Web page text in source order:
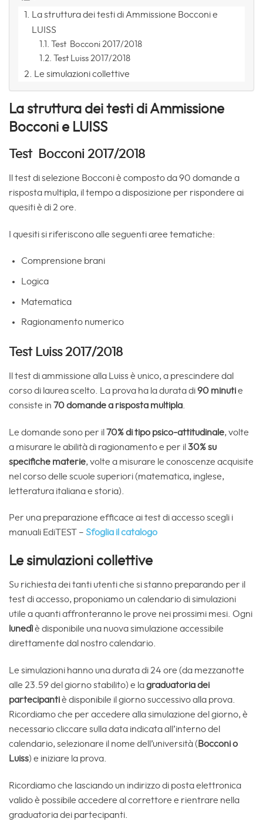
La struttura dei testi di Ammissione Bocconi e
LUISS
Test Bocconi 2017/2018
Test Luiss 2017/2018
Le simulazioni collettive
La struttura dei testi di Ammissione
Bocconi e LUISS
Test Bocconi 2017/2018
Il test di selezione Bocconi è composto da 90 domande a
risposta multipla, il tempo a disposizione per rispondere ai
quesiti è di 2 ore.
I quesiti si riferiscono alle seguenti aree tematiche:
Comprensione brani
Logica
Matematica
Ragionamento numerico
Test Luiss 2017/2018
Il test di ammissione alla Luiss è unico, a prescindere dal
corso di laurea scelto. La prova ha la durata di90 minutie
consiste in 70 domande a risposta multipla
Le domande sono per il 70% di tipo psico-attitudinale, volte
a misurare le abilità di ragionamento e per il 30% su
specifiche materie, volte a misurare le conoscenze acquisite
nel corso delle scuole superiori (matematica, inglese,
letteratura italiana e storia).
Per una preparazione efficace ai test di accesso scegli i
manuali EdiTEST – Sfoglia il catalogo
Le simulazioni collettive
Su richiesta dei tanti utenti che si stanno preparando per il
test di accesso, proponiamo un calendario di simulazioni
utile a quanti affronteranno le prove nei prossimi mesi. Ogni
lunedìè disponibile una nuova simulazione accessibile
direttamente dal nostro calendario.
Le simulazioni hanno una durata di 24 ore (da mezzanotte
alle 23.59 del giorno stabilito) e lagraduatoria dei
partecipantiè disponibile il giorno successivo alla prova.
Ricordiamo che per accedere alla simulazione del giorno, è
necessario cliccare sulla data indicata all’interno del
calendario, selezionare il nome dell’università ( Bocconi o
Luiss) e iniziare la prova.
Ricordiamo che lasciando un indirizzo di posta elettronica
valido è possibile accedere al correttore e rientrare nella
graduatoria dei partecipanti.